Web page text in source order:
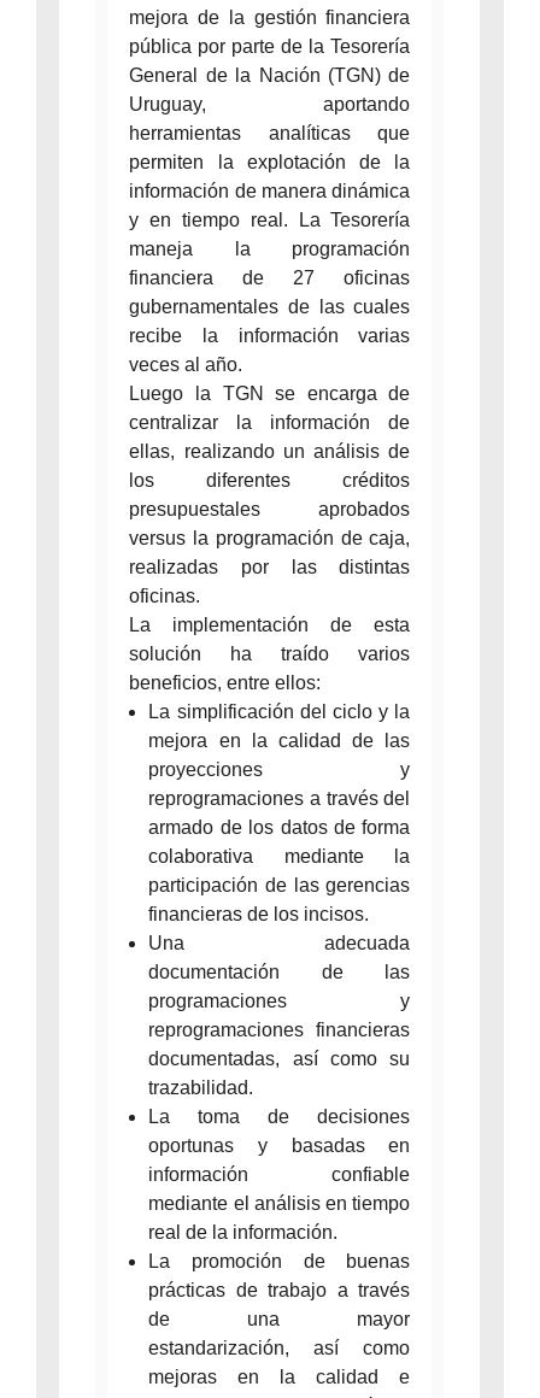
mejora de la gestión financiera
pública por parte de la Tesorería
General de la Nación (TGN) de
Uruguay, aportando
herramientas analíticas que
permiten la explotación de la
información de manera dinámica
y en tiempo real. La Tesorería
maneja la programación
financiera de 27 oficinas
gubernamentales de las cuales
recibe la información varias
veces al año.
Luego la TGN se encarga de
centralizar la información de
ellas, realizando un análisis de
los diferentes créditos
presupuestales aprobados
versus la programación de caja,
realizadas por las distintas
oficinas.
La implementación de esta
solución ha traído varios
beneficios, entre ellos:
La simplificación del ciclo y la
mejora en la calidad de las
proyecciones y
reprogramaciones a través del
armado de los datos de forma
colaborativa mediante la
participación de las gerencias
financieras de los incisos.
Una adecuada
documentación de las
programaciones y
reprogramaciones financieras
documentadas, así como su
trazabilidad.
La toma de decisiones
oportunas y basadas en
información confiable
mediante el análisis en tiempo
real de la información.
La promoción de buenas
prácticas de trabajo a través
de una mayor
estandarización, así como
mejoras en la calidad e